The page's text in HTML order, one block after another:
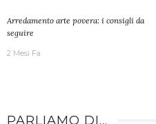
Arredamento arte povera: i consigli da
seguire
2 Mesi Fa
PARLIAMO DI…